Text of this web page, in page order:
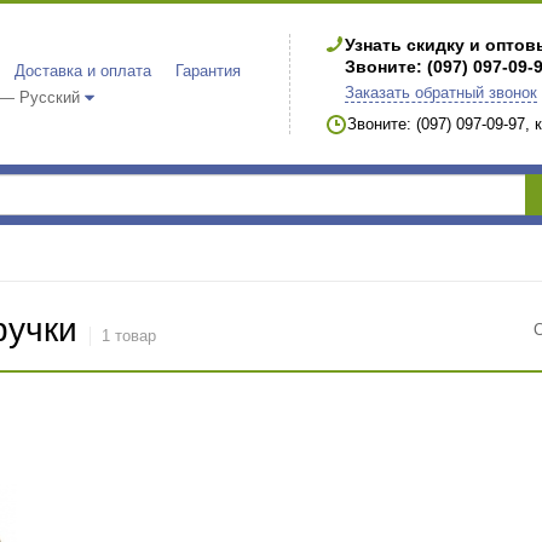
Доставка и оплата
Гарантия
Русский
Узнать скидку и
Звоните: (097) 097-09-
Заказать обратный звонок
Звоните: (097) 097-09-97,
1 товар